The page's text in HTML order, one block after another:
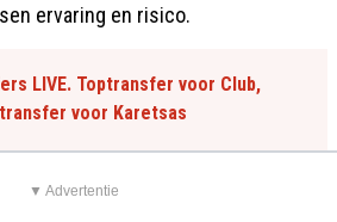
ervaring en risico.
LIVE. Toptransfer voor Club,
voor Karetsas
▼ Advertentie